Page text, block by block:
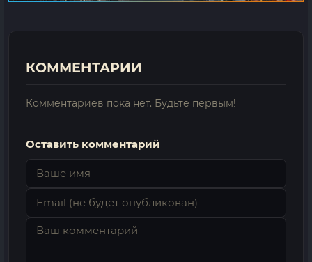
КОММЕНТАРИИ
Комментариев пока нет. Будьте первым!
Оставить комментарий